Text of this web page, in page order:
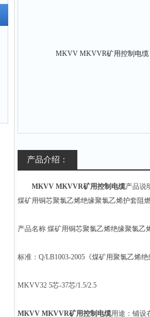
产品介绍：
MKVV MKVVR矿用控制电缆产品说
煤矿用铜芯聚氯乙烯绝缘聚氯乙烯护套阻
产品名称 煤矿用铜芯聚氯乙烯绝缘聚氯乙
标准：Q/LB1003-2005《煤矿用聚氯乙烯
MKVV32 5芯-37芯/1.5/2.5
MKVV MKVVR矿用控制电缆用途：铺设